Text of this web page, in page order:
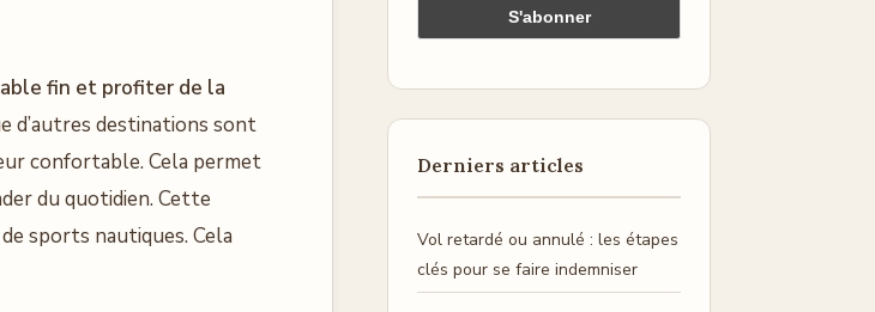
fin et profiter de la
d’autres destinations sont
confortable. Cela permet
du quotidien. Cette
sports nautiques. Cela
Derniers articles
Vol retardé ou annulé : les étapes
clés pour se faire indemniser